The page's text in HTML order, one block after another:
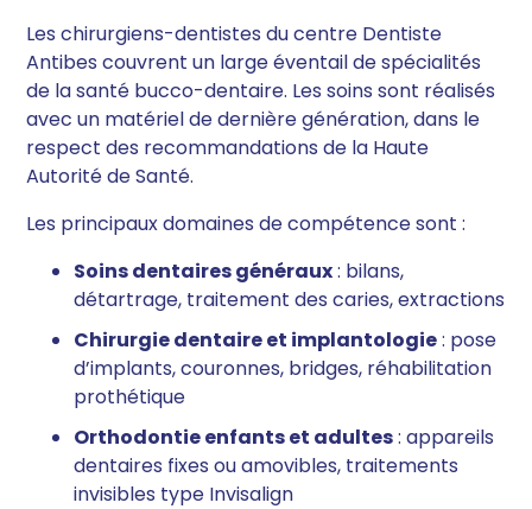
Les chirurgiens-dentistes du centre Dentiste
Antibes couvrent un large éventail de spécialités
de la santé bucco-dentaire. Les soins sont réalisés
avec un matériel de dernière génération, dans le
respect des recommandations de la Haute
Autorité de Santé.
Les principaux domaines de compétence sont :
Soins dentaires généraux: bilans,
détartrage, traitement des caries, extractions
Chirurgie dentaire et implantologie: pose
d’implants, couronnes, bridges, réhabilitation
prothétique
Orthodontie enfants et adultes: appareils
dentaires fixes ou amovibles, traitements
invisibles type Invisalign